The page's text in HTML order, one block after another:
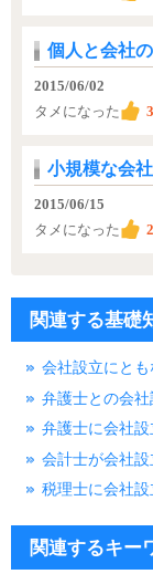
個人と会社
2015/06/02
タメになった
小規模な会
2015/06/15
タメになった
関連する基礎
会社設立にと
弁護士との会
弁護士に会社
会計士が会社
税理士に会社
関連するキー